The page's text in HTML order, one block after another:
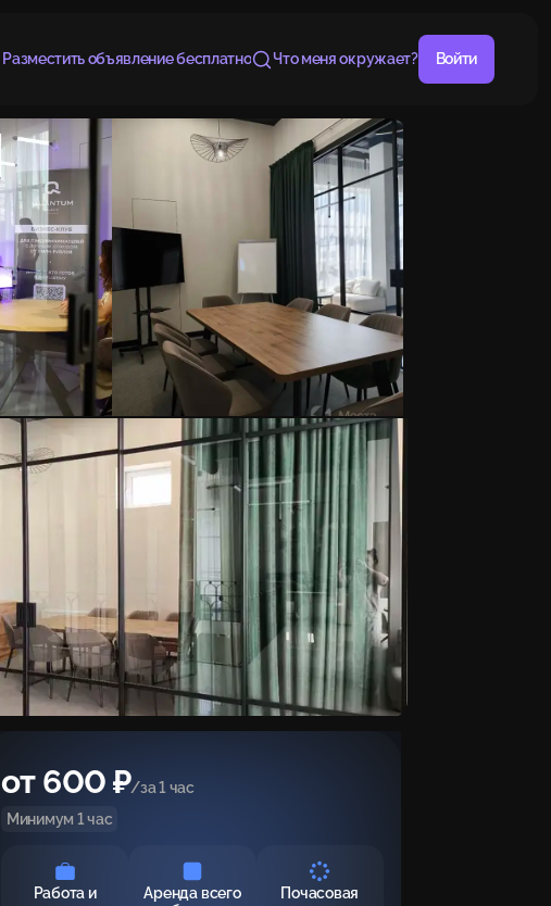
Разместить объявление бесплатно Что меня окружает? Войти
от 600 ₽/за 1 час
Минимум 1 час
Работа и
Аренда всего
Почасовая